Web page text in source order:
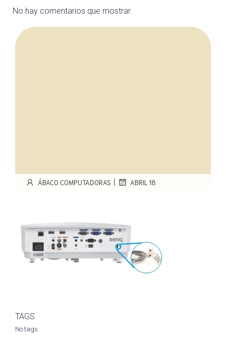
No hay comentarios que mostrar.
ÁBACO COMPUTADORAS | ABRIL 18
TAGS
No tags